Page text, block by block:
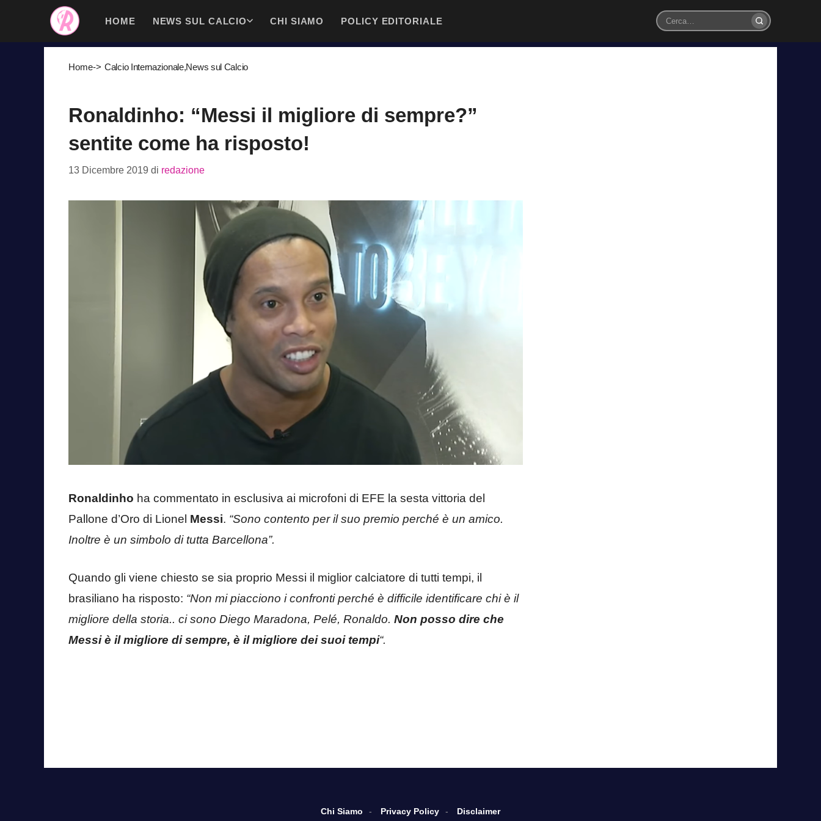
contenuto
HOME NEWS SUL CALCIO CHI SIAMO POLICY EDITORIALE
Cerca
Home-> Calcio Internazionale,News sul Calcio
Ronaldinho: “Messi il migliore di sempre?”
sentite come ha risposto!
13 Dicembre 2019 di redazione
Ronaldinho ha commentato in esclusiva ai microfoni di EFE la sesta vittoria del
Pallone d’Oro di Lionel Messi. “Sono contento per il suo premio perché è un amico.
Inoltre è un simbolo di tutta Barcellona”.
Quando gli viene chiesto se sia proprio Messi il miglior calciatore di tutti tempi, il
brasiliano ha risposto: “Non mi piacciono i confronti perché è difficile identificare chi è il
migliore della storia.. ci sono Diego Maradona, Pelé, Ronaldo. Non posso dire che
Messi è il migliore di sempre, è il migliore dei suoi tempi“.
Chi Siamo Privacy Policy Disclaimer